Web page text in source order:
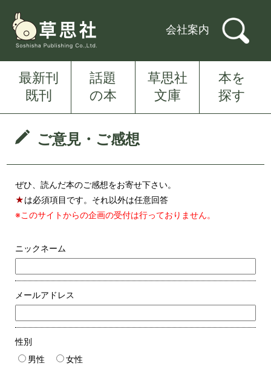
会社案内
最新刊
既刊
話題
の本
草思社
文庫
本を
探す
ご意見・ご感想
ぜひ、読んだ本のご感想をお寄せ下さい。
★は必須項目です。それ以外は任意回答
※このサイトからの企画の受付は行っておりません。
ニックネーム
メールアドレス
性別
男性
女性